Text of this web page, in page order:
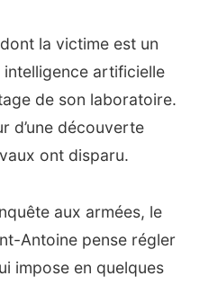
la victime est un
artificielle
de son laboratoire.
d’une découverte
ont disparu.
aux armées, le
Antoine pense régler
impose en quelques